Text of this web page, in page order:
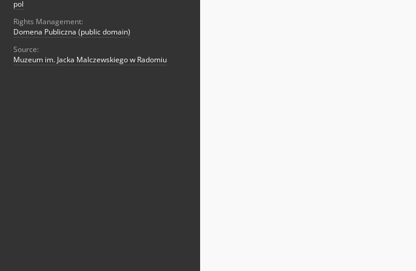
pol
Rights Management:
Domena Publiczna (public domain)
Source:
Muzeum im. Jacka Malczewskiego w Radomiu